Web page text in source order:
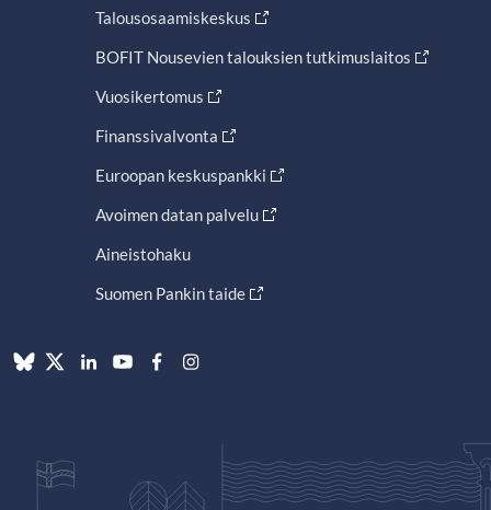
Talousosaamiskeskus
BOFIT Nousevien talouksien tutkimuslaitos
Vuosikertomus
Finanssivalvonta
Euroopan keskuspankki
Avoimen datan palvelu
Aineistohaku
Suomen Pankin taide